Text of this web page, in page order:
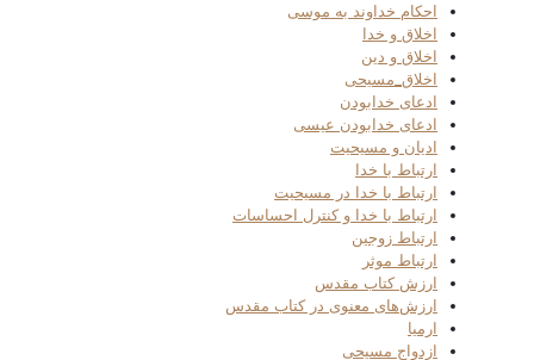
احکام خداوند به موسی
اخلاق و خدا
اخلاق و دین
اخلاق_مسیحی
ادعای خدابودن
ادعای خدابودن عیسی
ادیان و مسیحیت
ارتباط با خدا
ارتباط با خدا در مسیحیت
ارتباط با خدا و کنترل احساسات
ارتباط زوجین
ارتباط موثر
ارزش کتاب مقدس
ارزش‌های معنوی در کتاب مقدس
ارمیا
ازدواج مسیحی